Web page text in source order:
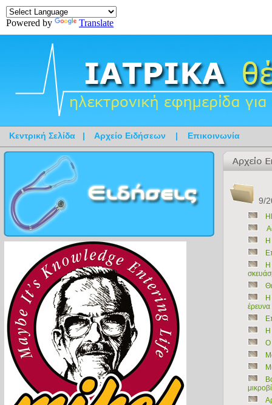
Powered by Translate
Κεντρική Σελίδα | Αρχείο Ειδήσεων | Επικοινωνία
9/
Η
Η
Η
έρευνα
Η
Ο